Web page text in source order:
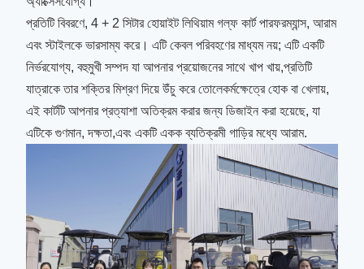
প্রতিটি বিবরণে, 4 + 2 সিটার হোয়াইট লিথিয়াম গল্ফ কার্ট পারফরম্যান্স, আরাম
এবং স্টাইলকে ভারসাম্য করে। এটি কেবল পরিবহণের মাধ্যম নয়; এটি একটি
নির্ভরযোগ্য, বহুমুখী সম্পদ যা আপনার প্রয়োজনের সাথে খাপ খায়,প্রতিটি
যাত্রাকে তার শক্তির মিশ্রণ দিয়ে উঁচু করে তোলেকর্মক্ষেত্রে হোক বা খেলায়,
এই কার্টটি আপনার প্রত্যাশা অতিক্রম করার জন্য ডিজাইন করা হয়েছে, যা
এটিকে গুণমান, দক্ষতা,এবং একটি একক ব্যতিক্রমী গাড়ির মধ্যে আরাম.